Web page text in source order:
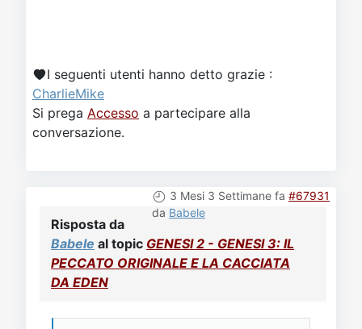
I seguenti utenti hanno detto grazie :
CharlieMike
Si prega Accesso a partecipare alla
conversazione.
3 Mesi 3 Settimane fa #67931
da Babele
Risposta da
Babele al topic GENESI 2 - GENESI 3: IL
PECCATO ORIGINALE E LA CACCIATA
DA EDEN